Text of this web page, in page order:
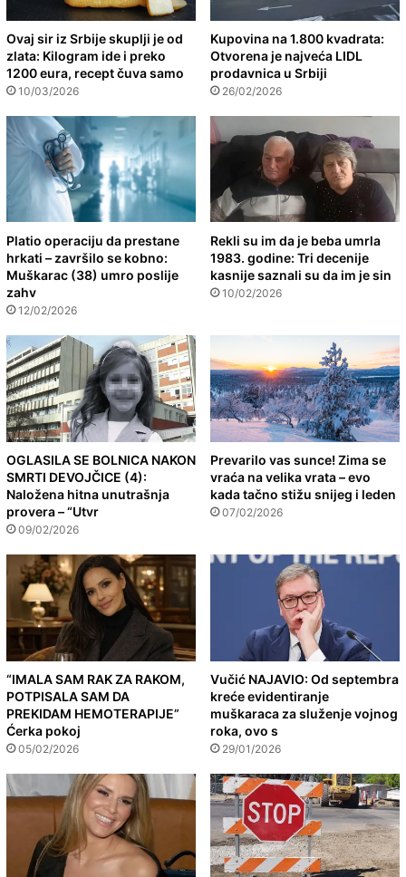
Ovaj sir iz Srbije skuplji je od
zlata: Kilogram ide i preko
1200 eura, recept čuva samo
10/03/2026
Kupovina na 1.800 kvadrata:
Otvorena je najveća LIDL
prodavnica u Srbiji
26/02/2026
Platio operaciju da prestane
hrkati – završilo se kobno:
Muškarac (38) umro poslije
zahv
12/02/2026
Rekli su im da je beba umrla
1983. godine: Tri decenije
kasnije saznali su da im je sin
10/02/2026
OGLASILA SE BOLNICA NAKON
SMRTI DEVOJČICE (4):
Naložena hitna unutrašnja
provera – “Utvr
09/02/2026
Prevarilo vas sunce! Zima se
vraća na velika vrata – evo
kada tačno stižu snijeg i leden
07/02/2026
“IMALA SAM RAK ZA RAKOM,
POTPISALA SAM DA
PREKIDAM HEMOTERAPIJE”
Ćerka pokoj
05/02/2026
Vučić NAJAVIO: Od septembra
kreće evidentiranje
muškaraca za služenje vojnog
roka, ovo s
29/01/2026